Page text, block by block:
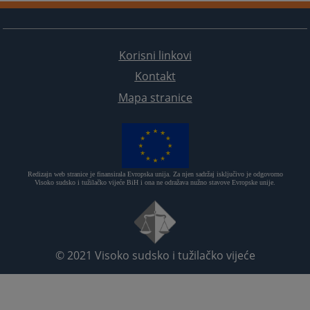
Korisni linkovi
Kontakt
Mapa stranice
Redizajn web stranice je finansirala Evropska unija. Za njen sadržaj isključivo je odgovorno
Visoko sudsko i tužilačko vijeće BiH i ona ne odražava nužno stavove Evropske unije.
© 2021 Visoko sudsko i tužilačko vijeće